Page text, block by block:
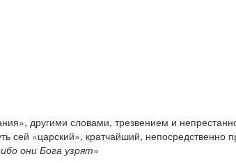
другими словами, трезвением и
сей «царский», кратчайший, непосредственно
они Бога узрят»